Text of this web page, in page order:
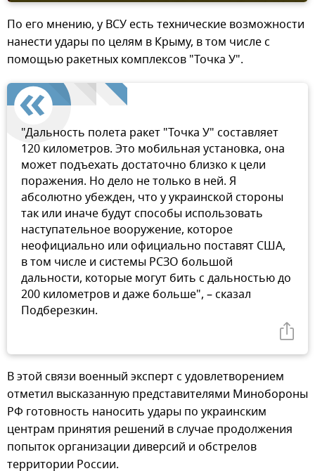
По его мнению, у ВСУ есть технические возможности
нанести удары по целям в Крыму, в том числе с
помощью ракетных комплексов "Точка У".
"Дальность полета ракет "Точка У" составляет
120 километров. Это мобильная установка, она
может подъехать достаточно близко к цели
поражения. Но дело не только в ней. Я
абсолютно убежден, что у украинской стороны
так или иначе будут способы использовать
наступательное вооружение, которое
неофициально или официально поставят США,
в том числе и системы РСЗО большой
дальности, которые могут бить с дальностью до
200 километров и даже больше", – сказал
Подберезкин.
В этой связи военный эксперт с удовлетворением
отметил высказанную представителями Минобороны
РФ готовность наносить удары по украинским
центрам принятия решений в случае продолжения
попыток организации диверсий и обстрелов
территории России.